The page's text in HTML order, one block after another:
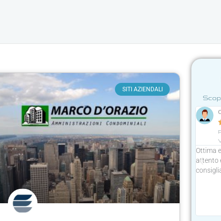
SITI AZIENDALI
il sito
Massima
MaMARCELLO ACCORSI

Germano mi ha seguito con attenzione e
nonostante non conoscesse il mio settore di
attività, è riuscito a coglierne gli elementi
portanti. La sua professionalità è da subito
riconoscibile, come del resto anche la sua
determinazione nelle proposte che avanza.
Consiglio la sua professionalità forte, reattiva,
Ottima
attento